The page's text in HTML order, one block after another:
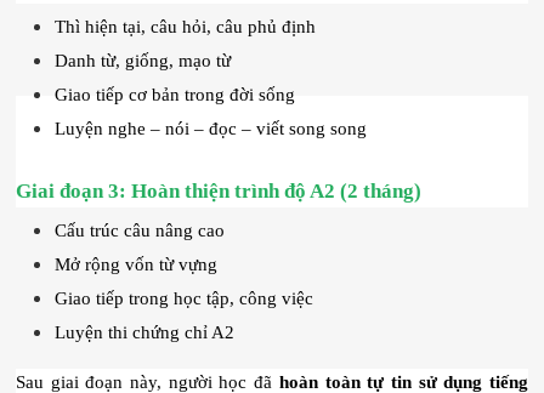
Thì hiện tại, câu hỏi, câu phủ định
Danh từ, giống, mạo từ
Giao tiếp cơ bản trong đời sống
Luyện nghe – nói – đọc – viết song song
Giai đoạn 3: Hoàn thiện trình độ A2 (2 tháng)
Cấu trúc câu nâng cao
Mở rộng vốn từ vựng
Giao tiếp trong học tập, công việc
Luyện thi chứng chỉ A2
Sau giai đoạn này, người học đã hoàn toàn tự tin sử dụng tiếng